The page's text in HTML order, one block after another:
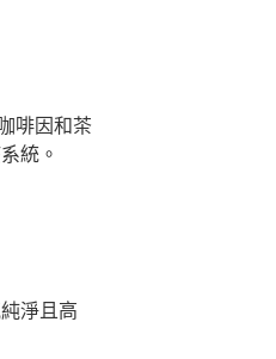
啡因和茶
統。
淨且高